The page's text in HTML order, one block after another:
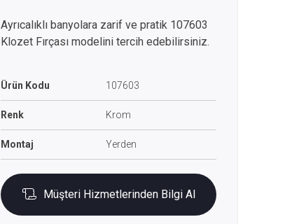
Ayrıcalıklı banyolara zarif ve pratik 107603
Klozet Fırçası modelini tercih edebilirsiniz.
Ürün Kodu 107603
Renk Krom
Montaj Yerden
Müşteri Hizmetlerinden Bilgi Al